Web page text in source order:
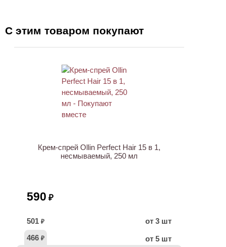
С этим товаром покупают
Крем-спрей Ollin Perfect Hair 15 в 1,
несмываемый, 250 мл
590 ₽
501 ₽
от 3 шт
466 ₽ от 5 шт